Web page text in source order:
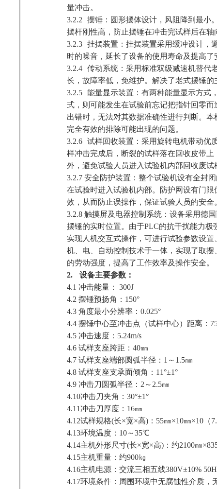
量冲击。
3.2.2
摆锤：圆形摆体设计，风阻降到最小
摆杆刚性高，防止摆锤在冲击完试样后在轴
3.2.3 挂摆装置：挂摆装置采用缓冲设计，
时的噪音，延长了设备的使用寿命及提高
3.2.4 传动系统：采用标准双级减速机替代
长，故障率低，免维护。解决了老式摆锤的
3.2.5 能量显示装置：有两种能量显示方式
式，则可能发生在试验前忘记把指针回零
出错时，无法对其数据准确性进行判断。
完全有效的排除可能出现的问题。
3.2.6 试样回收装置： 采用旋转电机带动优
样冲击完成后，断裂的试样落在回收皮带
外，避免试验人员进入试验机内部回收废
3.2.7 安全防护装置： 整个试验机设有全封
在试验时进入试验机内部。防护网设有门
效，从而防止误操作，保证试验人员的安全
3.2.8 触摸屏及电器控制系统： 设备采用德
摆锤的实时位置。由于PLC的抗干扰能力
实现人机交互式操作，可进行试验参数设
机、电、自动控制技术于一体，实现了取
的劳动强度，提高了工作效率及操作安全。
2.
设备主要参数：
4.1 冲击能量： 300J
4.2 摆锤预扬角：150°
4.3 角度最小分辨率：0.025°
4.4 摆锤中心至冲击点（试样中心）距离：
4.5 冲击速度：5.24m/s
4.6 试样支座跨距：40㎜
4.7 试样支座端部圆弧半径：1～1.5㎜
4.8 试样支座支承面倾角：11°±1°
4.9 冲击刀圆弧半径：2～2.5㎜
4.10冲击刀夹角：30°±1°
4.11冲击刀厚度：16㎜
4.12试样规格(长×宽×高)：55㎜×10㎜×10（
4.13环境温度：10～35℃
4.14主机外形尺寸(长×宽×高)：约2100㎜
4.15主机重量：约900㎏
4.16主机电源：交流三相五线380V±10%
4.17环境条件：周围环境中无腐蚀性介质，